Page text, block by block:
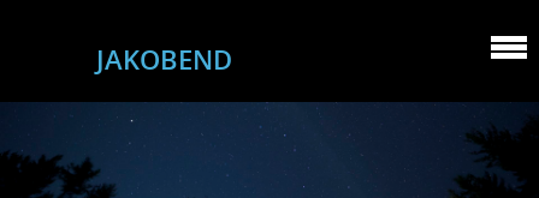
JAKOBEND